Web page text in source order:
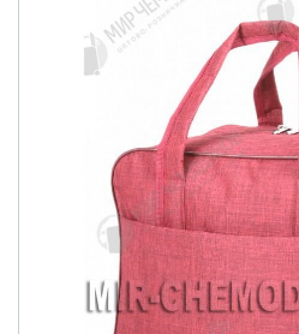
Сумки
Сумки
Сумки
Сумки
Сумки-
Сумки-
Сумки
Рюкзаки